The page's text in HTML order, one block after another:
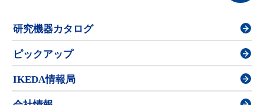
研究機器カタログ
ピックアップ
IKEDA情報局